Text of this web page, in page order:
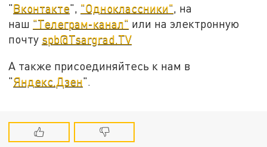
"Вконтакте", "Одноклассники", на
наш "Телеграм-канал" или на электронную
почту spb@Tsargrad.TV
А также присоединяйтесь к нам в
"Яндекс.Дзен".